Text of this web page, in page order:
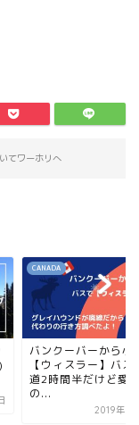
てワーホリへ
CANADA
バンクーバーから小
【ウィスラー】バス
道2時間半だけど愛
の...
2019年9